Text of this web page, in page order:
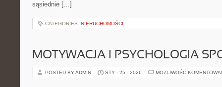
sąsiednie […]
CATEGORIES: NIERUCHOMOŚCI
MOTYWACJA I PSYCHOLOGIA
POSTED BY ADMIN STY - 25 - 2026 MOŻLIWOŚĆ